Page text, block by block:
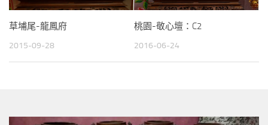
草埔尾-龍鳳府
2015-09-28
桃園-敬心壇：C2
2016-06-24